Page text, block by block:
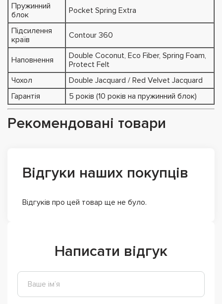
Пружинний
блок
Pocket Spring Extra
Підсилення
країв
Contour 360
Наповнення
Double Coconut, Eco Fiber, Spring Foam,
Protect Felt
Чохол
Double Jacquard / Red Velvet Jacquard
Гарантія
5 років (10 років на пружинний блок)
Рекомендовані товари
Відгуки наших покупців
Відгуків про цей товар ще не було.
Написати відгук